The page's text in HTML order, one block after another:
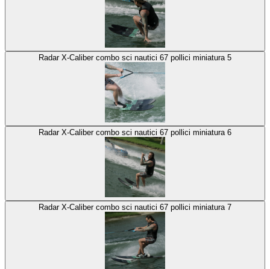
Radar X-Caliber combo sci nautici 67 pollici miniatura 5
Radar X-Caliber combo sci nautici 67 pollici miniatura 6
Radar X-Caliber combo sci nautici 67 pollici miniatura 7